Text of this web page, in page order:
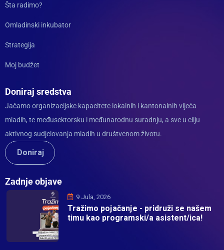
Šta radimo?
Omladinski inkubator
Strategija
Moj budžet
Doniraj sredstva
Jačamo organizacijske kapacitete lokalnih i kantonalnih vijeća
mladih, te međusektorsku i međunarodnu suradnju, a sve u cilju
aktivnog sudjelovanja mladih u društvenom životu.
Doniraj
Zadnje objave
9 Jula, 2026
Tražimo pojačanje - pridruži se našem
timu kao programski/a asistent/ica!